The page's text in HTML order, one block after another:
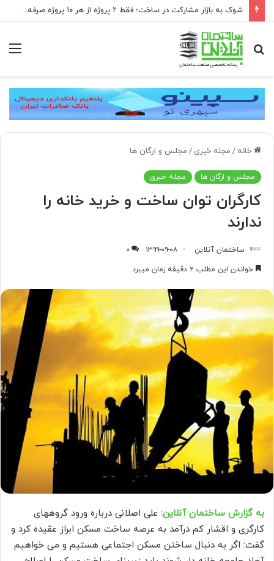
شوک به بازار مشارکت در ساخت؛ فقط ۲ پروژه از هر ۱۰ پروژه صرفه اقتصادی دارد
جستجو
برای
خانه / مجله خبری / مجلس و ارگان ها
مجلس و ارگان ها مجله خبری
کارگران توان ساخت و خرید خانه را
ندارند
ساختمان آنلاین ۱۳۹۹-۰۹-۰۸
۰
خواندن این مطلب ۲ دقیقه زمان میبرد
به گزارش ساختمان آنلاین: علی اصلانی درباره ورود گروههای
کارگری و اقشار کم درآمد به عرصه ساخت مسکن ابراز عقیده کرد و
گفت: اگر به دنبال ساختن مسکن اجتماعی هستیم و می خواهیم